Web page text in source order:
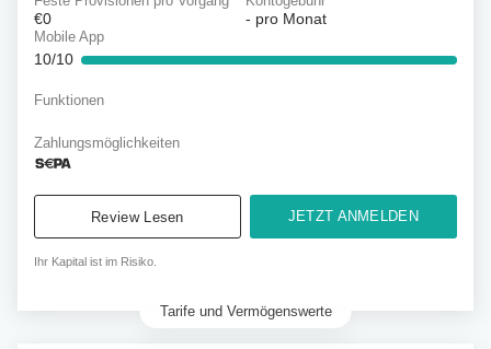
€0 - pro Monat
Mobile App
10/10
Funktionen
Zahlungsmöglichkeiten
Review Lesen JETZT ANMELDEN
Ihr Kapital ist im Risiko.
Tarife und Vermögenswerte